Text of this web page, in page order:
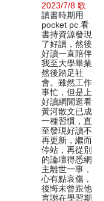
2023/7/8 歌
讀書時期用
pocket pc 看
書持資源發現
了好讀，然後
好讀一直陪伴
我至大學畢業
然後踏足社
會。雖然工作
事忙，但是上
好讀網閒逛看
黃河散文已成
一種習慣，直
至發現好讀不
再更新，繼而
停站，再從別
的論壇得悉網
主離世一事，
心有點哀傷，
後悔未曾跟他
言謝在學習期